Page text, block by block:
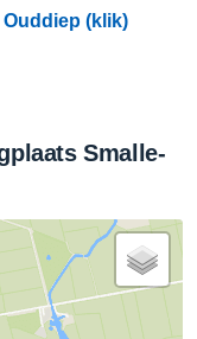
(klik)
Smalle-